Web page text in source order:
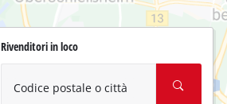
Rivenditori in loco
Codice postale o città